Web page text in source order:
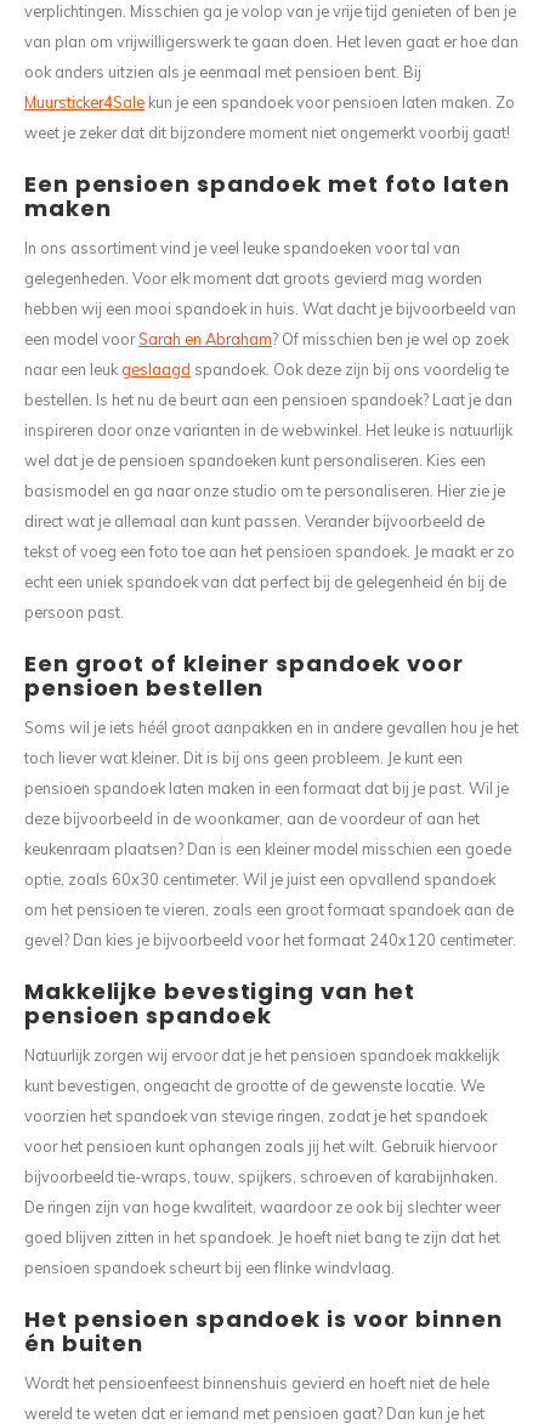
verplichtingen. Misschien ga je volop van je vrije tijd genieten of ben je
van plan om vrijwilligerswerk te gaan doen. Het leven gaat er hoe dan
ook anders uitzien als je eenmaal met pensioen bent. Bij
Muursticker4Sale kun je een spandoek voor pensioen laten maken. Zo
weet je zeker dat dit bijzondere moment niet ongemerkt voorbij gaat!
Een pensioen spandoek met foto laten
maken
In ons assortiment vind je veel leuke spandoeken voor tal van
gelegenheden. Voor elk moment dat groots gevierd mag worden
hebben wij een mooi spandoek in huis. Wat dacht je bijvoorbeeld van
een model voorSarah en Abraham? Of misschien ben je wel op zoek
naar een leuk geslaagd spandoek. Ook deze zijn bij ons voordelig te
bestellen. Is het nu de beurt aan een pensioen spandoek? Laat je dan
inspireren door onze varianten in de webwinkel. Het leuke is natuurlijk
wel dat je de pensioen spandoeken kunt personaliseren. Kies een
basismodel en ga naar onze studio om te personaliseren. Hier zie je
direct wat je allemaal aan kunt passen. Verander bijvoorbeeld de
tekst of voeg een foto toe aan het pensioen spandoek. Je maakt er zo
echt een uniek spandoek van dat perfect bij de gelegenheid én bij de
persoon past.
Een groot of kleiner spandoek voor
pensioen bestellen
Soms wil je iets héél groot aanpakken en in andere gevallen hou je het
toch liever wat kleiner. Dit is bij ons geen probleem. Je kunt een
pensioen spandoek laten maken in een formaat dat bij je past. Wil je
deze bijvoorbeeld in de woonkamer, aan de voordeur of aan het
keukenraam plaatsen? Dan is een kleiner model misschien een goede
optie, zoals 60x30 centimeter. Wil je juist een opvallend spandoek
om het pensioen te vieren, zoals een groot formaat spandoek aan de
gevel? Dan kies je bijvoorbeeld voor het formaat 240x120 centimeter.
Makkelijke bevestiging van het
pensioen spandoek
Natuurlijk zorgen wij ervoor dat je het pensioen spandoek makkelijk
kunt bevestigen, ongeacht de grootte of de gewenste locatie. We
voorzien het spandoek van stevige ringen, zodat je het spandoek
voor het pensioen kunt ophangen zoals jij het wilt. Gebruik hiervoor
bijvoorbeeld tie-wraps, touw, spijkers, schroeven of karabijnhaken.
De ringen zijn van hoge kwaliteit, waardoor ze ook bij slechter weer
goed blijven zitten in het spandoek. Je hoeft niet bang te zijn dat het
pensioen spandoek scheurt bij een flinke windvlaag.
Het pensioen spandoek is voor binnen
én buiten
Wordt het pensioenfeest binnenshuis gevierd en hoeft niet de hele
wereld te weten dat er iemand met pensioen gaat? Dan kun je het